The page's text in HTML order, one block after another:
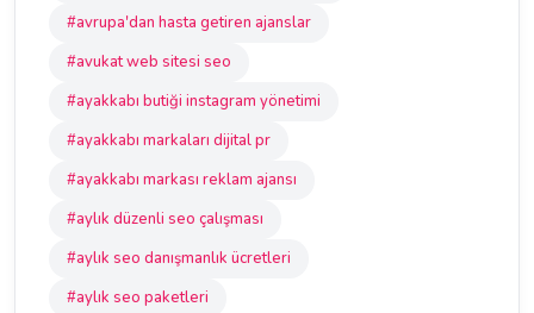
#avrupa'dan hasta getiren ajanslar
#avukat web sitesi seo
#ayakkabı butiği instagram yönetimi
#ayakkabı markaları dijital pr
#ayakkabı markası reklam ajansı
#aylık düzenli seo çalışması
#aylık seo danışmanlık ücretleri
#aylık seo paketleri